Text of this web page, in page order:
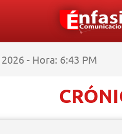
- Hora: 6:43 PM